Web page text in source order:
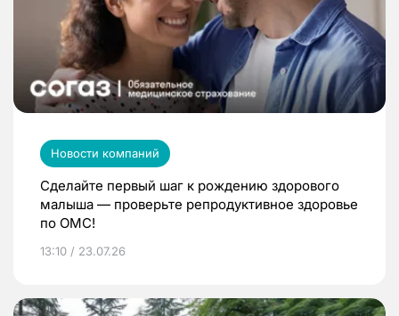
Новости компаний
Сделайте первый шаг к рождению здорового
малыша — проверьте репродуктивное здоровье
по ОМС!
13:10 / 23.07.26